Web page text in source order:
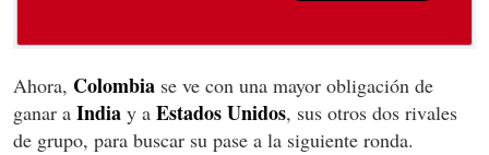
Ahora, Colombia se ve con una mayor obligación de
ganar a India y a Estados Unidos, sus otros dos rivales
de grupo, para buscar su pase a la siguiente ronda.